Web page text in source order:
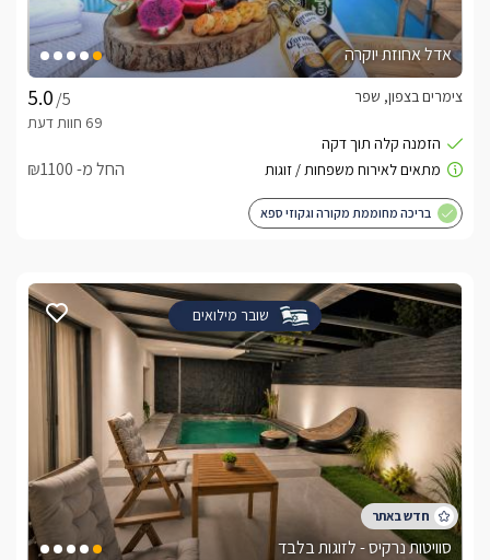
אדל אחוזת יוקרה
/5
צימרים בצפון, שפר
החל מ- ₪1100
בריכה מחוממת מקורה וגקוזי ספא
שובר מילואים
סוויטות נרקיס - לזוגות בלבד